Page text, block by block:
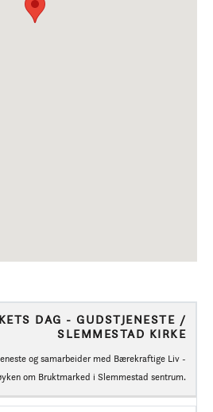
DAG - GUDSTJENESTE /
SLEMMESTAD KIRKE
og samarbeider med Bærekraftige Liv -
om Bruktmarked i Slemmestad sentrum.